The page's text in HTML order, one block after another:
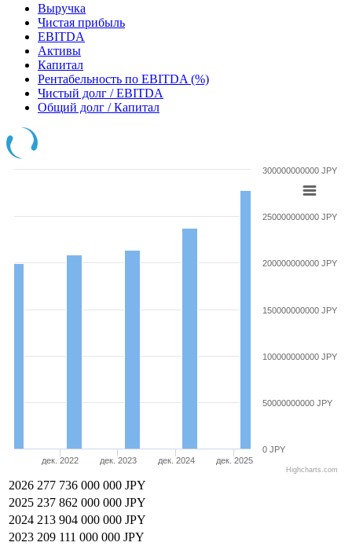
Выручка
Чистая прибыль
EBITDA
Активы
Капитал
Рентабельность по EBITDA (%)
Чистый долг / EBITDA
Общий долг / Капитал
дек. 2022 дек. 2023 дек. 2024 дек. 2025
0 JPY
50000000000 JPY
100000000000 JPY
150000000000 JPY
200000000000 JPY
250000000000 JPY
300000000000 JPY
Highcharts.com
2026 277 736 000 000 JPY
2025 237 862 000 000 JPY
2024 213 904 000 000 JPY
2023 209 111 000 000 JPY